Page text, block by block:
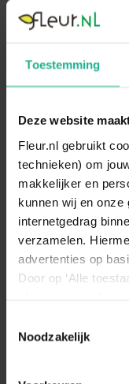
Toestemming
Deze website
Fleur.nl gebruikt
technieken) om
makkelijker en
kunnen wij en onze
internetgedrag
verzamelen.
advertenties op
Door op ‘Alle
de
Noodzakelijk
Specificaties
Standplaats
omschrijving
Zet